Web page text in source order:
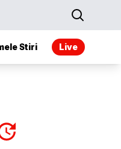
Stiri Live